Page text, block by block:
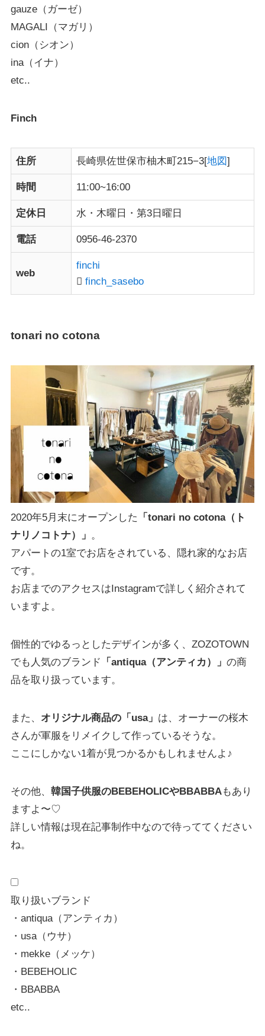
gauze（ガーゼ）
MAGALI（マガリ）
cion（シオン）
ina（イナ）
etc..
Finch
住所 長崎県佐世保市柚木町215−3[地図]
時間 11:00~16:00
定休日 水・木曜日・第3日曜日
電話 0956-46-2370
web
finchi
finch_sasebo
tonari no cotona
2020年5月末にオープンした
「tonari no cotona（ト
ナリノコトナ）」 。
アパートの1室でお店をされている、隠れ家的なお店
です。
お店までのアクセスはInstagramで詳しく紹介されて
いますよ。
個性的でゆるっとしたデザインが多く、ZOZOTOWN
でも人気のブランド
「antiqua（アンティカ）」 の商
品を取り扱っています。
また、 オリジナル商品の「usa」 は、オーナーの桜木
さんが軍服をリメイクして作っているそうな。
ここにしかない1着が見つかるかもしれませんよ♪
その他、 韓国子供服のBEBEHOLICやBBABBAもあり
ますよ〜♡
詳しい情報は現在記事制作中なので待っててください
ね。
取り扱いブランド
・antiqua（アンティカ）
・usa（ウサ）
・mekke（メッケ）
・BEBEHOLIC
・BBABBA
etc..